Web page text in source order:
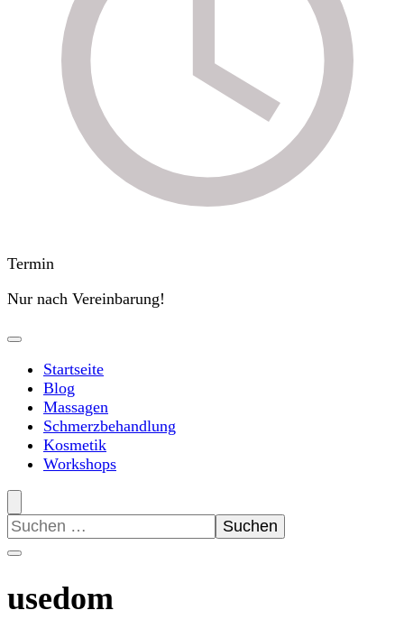
Termin
Nur nach Vereinbarung!
Startseite
Blog
Massagen
Schmerzbehandlung
Kosmetik
Workshops
Suchen
nach:
usedom